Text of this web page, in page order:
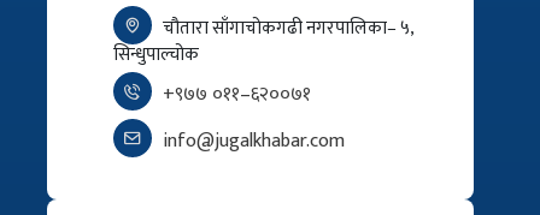
चौतारा साँगाचोकगढी नगरपालिका– ५,
सिन्धुपाल्चोक
+९७७ ०११–६२००७१
info@jugalkhabar.com